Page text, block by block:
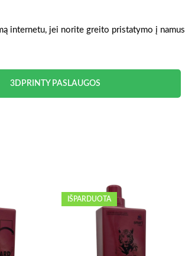
internetu, jei norite greito pristatymo į namus
3DPRINTY PASLAUGOS
IŠPARDUOTA